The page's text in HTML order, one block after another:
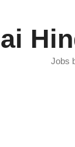
Jobs